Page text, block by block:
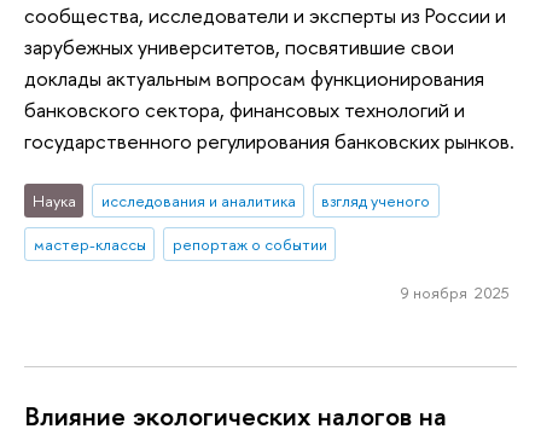
сообщества, исследователи и эксперты из России и
зарубежных университетов, посвятившие свои
доклады актуальным вопросам функционирования
банковского сектора, финансовых технологий и
государственного регулирования банковских рынков.
Наука исследования и аналитика
взгляд ученого
мастер-классы
репортаж о событии
9 ноября 2025
Влияние экологических налогов на